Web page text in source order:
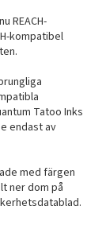
REACH-
kompatibel
Tatoo Inks
endast av
med färgen
ner dom på